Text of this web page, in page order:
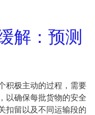
解：预测
积极主动的过程，需要
以确保每批货物的安全
扣留以及不同运输段的